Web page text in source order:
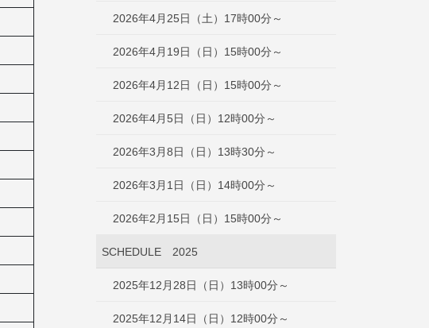
2026年4月25日（土）17時00分～
2026年4月19日（日）15時00分～
2026年4月12日（日）15時00分～
2026年4月5日（日）12時00分～
2026年3月8日（日）13時30分～
2026年3月1日（日）14時00分～
2026年2月15日（日）15時00分～
SCHEDULE 2025
2025年12月28日（日）13時00分～
2025年12月14日（日）12時00分～